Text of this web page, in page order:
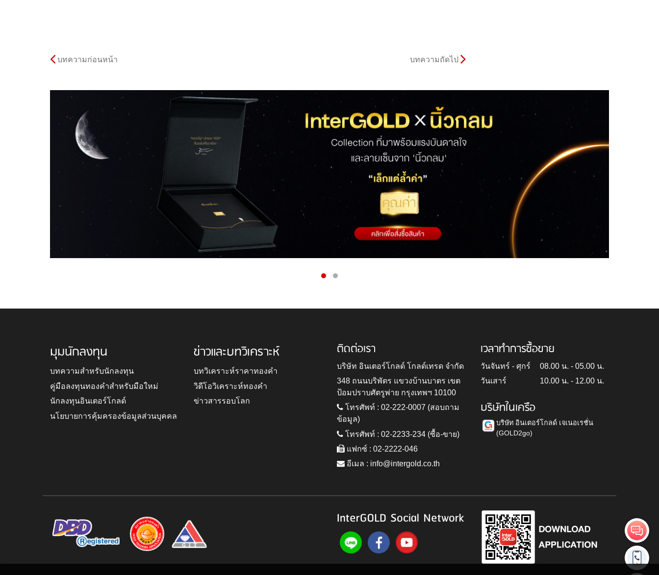
บทความก่อนหน้า บทความถัดไป
มุมนักลงทุน
บทความสำหรับนักลงทุน
คู่มือลงทุนทองคำสำหรับมือใหม่
นักลงทุนอินเตอร์โกลด์
นโยบายการคุ้มครองข้อมูลส่วนบุคคล
ข่าวและบทวิเคราะห์
บทวิเคราะห์ราคาทองคำ
วิดีโอวิเคราะห์ทองคำ
ข่าวสารรอบโลก
ติดต่อเรา
บริษัท อินเตอร์โกลด์ โกลด์เทรด จำกัด
348 ถนนบริพัตร แขวงบ้านบาตร เขต
ป้อมปราบศัตรูพ่าย กรุงเทพฯ 10100
โทรศัพท์ : 02-222-0007 (สอบถาม
ข้อมูล)
โทรศัพท์ : 02-2233-234 (ซื้อ-ขาย)
แฟกซ์ : 02-2222-046
อีเมล : info@intergold.co.th
เวลาทำการซื้อขาย
วันจันทร์ - ศุกร์
08.00 น. - 05.00 น.
วันเสาร์
10.00 น. - 12.00 น.
บริษัทในเครือ
บริษัท อินเตอร์โกลด์ เจเนอเรชั่น
(GOLD2go)
InterGOLD Social Network